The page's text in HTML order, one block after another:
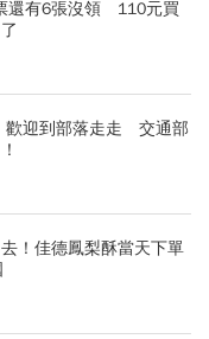
還有6張沒領 110元買
迎到部落走走 交通部
！佳德鳳梨酥當天下單